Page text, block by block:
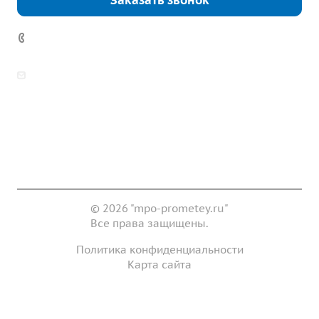
© 2026 "mpo-prometey.ru"
Все права защищены.
Политика конфиденциальности
Карта сайта